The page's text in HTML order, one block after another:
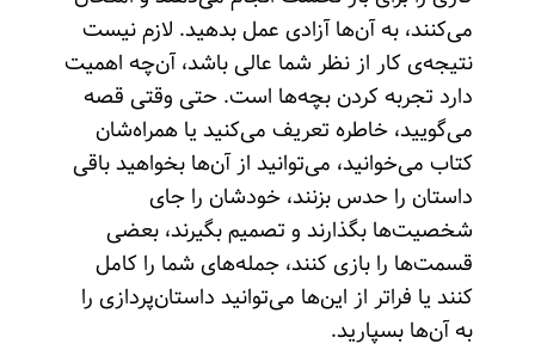
می‌کنند، به آن‌ها آزادی عمل بدهید. لازم نیست
نتیجه‌ی کار از نظر شما عالی باشد، آن‌چه اهمیت
دارد تجربه‌ کردن بچه‌ها است. حتی وقتی قصه
می‌گویید، خاطره تعریف می‌کنید یا همراه‌شان
کتاب می‌خوانید، می‌توانید از آن‌ها بخواهید باقی
داستان را حدس بزنند، خودشان را جای
شخصیت‌ها بگذارند و تصمیم بگیرند، بعضی
قسمت‌ها را بازی کنند، جمله‌های شما را کامل
کنند یا فراتر از این‌ها می‌توانید داستان‌پردازی را
به آن‌ها بسپارید.